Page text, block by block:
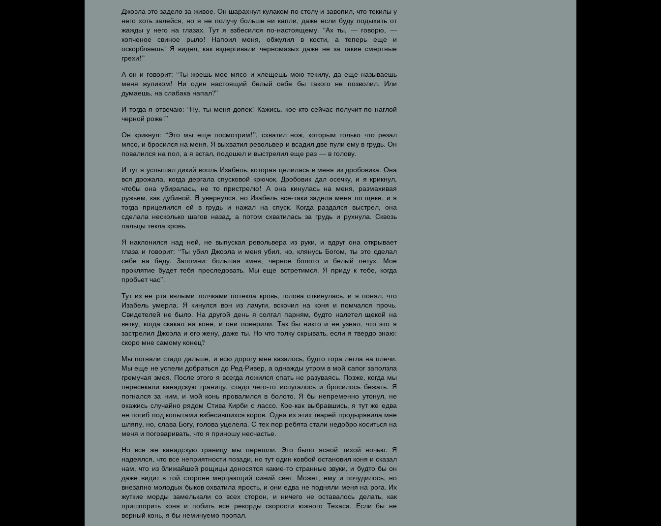
Джоэла это задело за живое. Он шарахнул кулаком по столу и завопил, что текилы у
него хоть залейся, но я не получу больше ни капли, даже если буду подыхать от
жажды у него на глазах. Тут я взбесился по-настоящему. “Ах ты, — говорю, —
копченое свиное рыло! Напоил меня, обжулил в кости, а теперь еще и
оскорбляешь! Я видел, как вздергивали черномазых даже не за такие смертные
грехи!”
А он и говорит: “Ты жрешь мое мясо и хлещешь мою текилу, да еще называешь
меня жуликом! Ни один настоящий белый себе бы такого не позволил. Или
думаешь, на слабака напал?”
И тогда я отвечаю: “Ну, ты меня допек! Кажись, кое-кто сейчас получит по наглой
черной роже!”
Он крикнул: “Это мы еще посмотрим!”, схватил нож, которым только что резал
мясо, и бросился на меня. Я выхватил револьвер и всадил две пули ему в грудь. Он
повалился на пол, а я встал, подошел и выстрелил еще раз — в голову.
И тут я услышал дикий вопль Изабель, которая целилась в меня из дробовика. Она
вся дрожала, когда дергала спусковой крючок. Дробовик дал осечку, и я крикнул,
чтобы она убиралась, не то пристрелю! А она кинулась на меня, размахивая
ружьем, как дубиной. Я увернулся, но Изабель все-таки задела меня по щеке, и я
тогда прицелился ей в грудь и нажал на спуск. Когда раздался выстрел, она
сделала несколько шагов назад, а потом схватилась за грудь и рухнула. Сквозь
пальцы текла кровь.
Я наклонился над ней, не выпуская револьвера из руки, и вдруг она открывает
глаза и говорит: “Ты убил Джоэла и меня убил, но, клянусь Богом, ты это сделал
себе на беду. Запомни: большая змея, черное болото и белый петух. Мое
проклятие будет тебя преследовать. Мы еще встретимся. Я приду к тебе, когда
пробьет час”.
Тут из ее рта вялыми толчками потекла кровь, голова откинулась, и я понял, что
Изабель умерла. Я кинулся вон из лачуги, вскочил на коня и помчался прочь.
Свидетелей не было. На другой день я солгал парням, будто налетел щекой на
ветку, когда скакал на коне, и они поверили. Так бы никто и не узнал, что это я
застрелил Джоэла и его жену, даже ты. Но что толку скрывать, если я твердо знаю:
скоро мне самому конец?
Мы погнали стадо дальше, и всю дорогу мне казалось, будто гора легла на плечи.
Мы еще не успели добраться до Ред-Ривер, а однажды утром в мой сапог заползла
гремучая змея. После этого я всегда ложился спать не разуваясь. Позже, когда мы
пересекали канадскую границу, стадо чего-то испугалось и бросилось бежать. Я
погнался за ним, и мой конь провалился в болото. Я бы непременно утонул, не
окажись случайно рядом Стива Кирби с лассо. Кое-как выбравшись, я тут же едва
не погиб под копытами взбесившихся коров. Одна из этих тварей продырявила мне
шляпу, но, слава Богу, голова уцелела. С тех пор ребята стали недобро коситься на
меня и поговаривать, что я приношу несчастье.
Но все же канадскую границу мы перешли. Это было ясной тихой ночью. Я
надеялся, что все неприятности позади, но тут один ковбой остановил коня и сказал
нам, что из ближайшей рощицы доносятся какие-то странные звуки, и будто бы он
даже видит в той стороне мерцающий синий свет. Может, ему и почудилось, но
внезапно молодых быков охватила ярость, и они едва не подняли меня на рога. Их
жуткие морды замелькали со всех сторон, и ничего не оставалось делать, как
пришпорить коня и побить все рекорды скорости южного Техаса. Если бы не
верный конь, я бы неминуемо пропал.